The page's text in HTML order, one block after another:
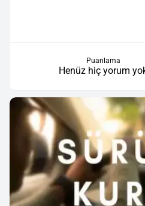
Puanlama
Henüz hiç yorum